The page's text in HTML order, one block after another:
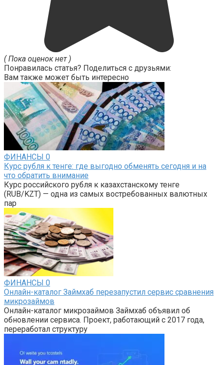
( Пока оценок нет )
Понравилась статья? Поделиться с друзьями:
Вам также может быть интересно
ФИНАНСЫ 0
Курс рубля к тенге: где выгодно обменять сегодня и на
что обратить внимание
Курс российского рубля к казахстанскому тенге
(RUB/KZT) — одна из самых востребованных валютных
пар
ФИНАНСЫ 0
Онлайн-каталог Займхаб перезапустил сервис сравнения
микрозаймов
Онлайн-каталог микрозаймов Займхаб объявил об
обновлении сервиса. Проект, работающий с 2017 года,
переработал структуру